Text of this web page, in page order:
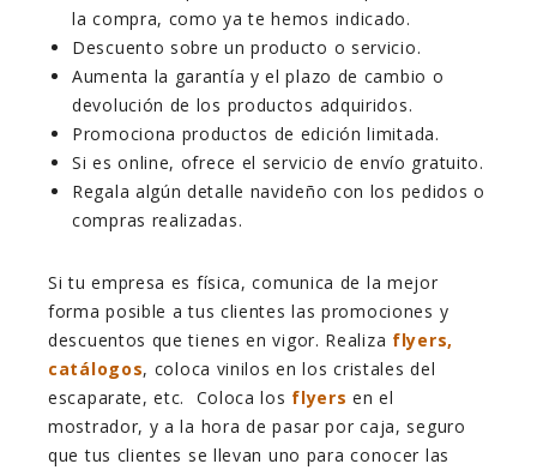
la compra, como ya te hemos indicado.
Descuento sobre un producto o servicio.
Aumenta la garantía y el plazo de cambio o
devolución de los productos adquiridos.
Promociona productos de edición limitada.
Si es online, ofrece el servicio de envío gratuito.
Regala algún detalle navideño con los pedidos o
compras realizadas.
Si tu empresa es física, comunica de la mejor
forma posible a tus clientes las promociones y
descuentos que tienes en vigor. Realiza flyers,
catálogos, coloca vinilos en los cristales del
escaparate, etc. Coloca los flyers en el
mostrador, y a la hora de pasar por caja, seguro
que tus clientes se llevan uno para conocer las